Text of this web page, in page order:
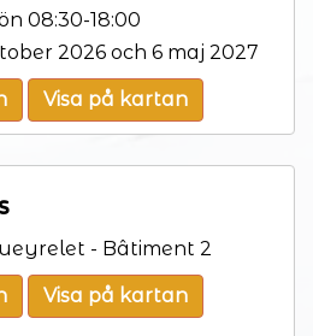
08:30-18:00
2026 och 6 maj 2027
Visa på kartan
- Bâtiment 2
Visa på kartan